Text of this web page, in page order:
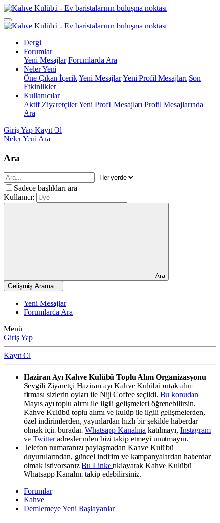
Dergi
Forumlar
Yeni Mesajlar Forumlarda Ara
Neler Yeni
Öne Çıkan İçerikYeni MesajlarYeni Profil Mesajları Son
Etkinlikler
Kullanıcılar
Aktif ZiyaretçilerYeni Profil Mesajları Profil Mesajlarında
Ara
Giriş Yap Kayıt Ol
Neler Yeni Ara
Ara
Sadece başlıkları ara
Kullanıcı:
Ara
Gelişmiş Arama...
Yeni Mesajlar
Forumlarda Ara
Menü
Giriş Yap
Kayıt Ol
Haziran Ayı Kahve Kulübü Toplu Alım Organizasyonu
Sevgili Ziyaretçi Haziran ayı Kahve Kulübü ortak alım
firması sizlerin oyları ile Niji Coffee seçildi. Bu konudan
Mayıs ayı toplu alımı ile ilgili gelişmeleri öğrenebilirsin.
Kahve Kulübü toplu alımı ve kulüp ile ilgili gelişmelerden,
özel indirimlerden, yayınlardan hızlı bir şekilde haberdar
olmak için buradan Whatsapp Kanalına katılmayı, Instagram
ve Twitteradreslerinden bizi takip etmeyi unutmayın.
Telefon numaranızı paylaşmadan Kahve Kulübü
duyurularından, güncel indirim ve kampanyalardan haberdar
olmak istiyorsanız Bu Linke tıklayarak Kahve Kulübü
Whatsapp Kanalını takip edebilirsiniz.
Forumlar
Kahve
Demlemeye Yeni Başlayanlar